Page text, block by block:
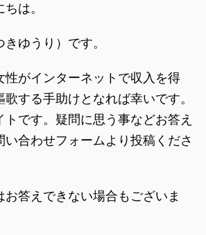
は。
ゆうり）です。
性がインターネットで収入を得
する手助けとなれば幸いです。
です。疑問に思う事などお答え
い合わせフォームより投稿くださ
お答えできない場合もございま